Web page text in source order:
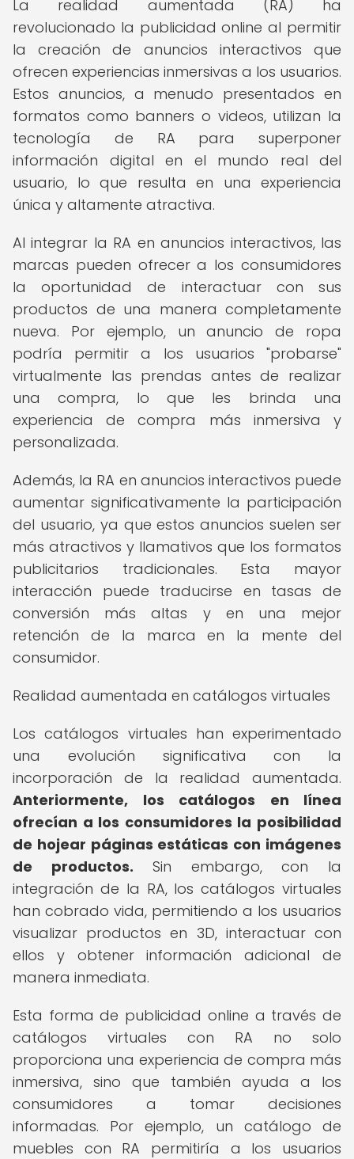
La realidad aumentada (RA) ha
revolucionado la publicidad online al permitir
la creación de anuncios interactivos que
ofrecen experiencias inmersivas a los usuarios.
Estos anuncios, a menudo presentados en
formatos como banners o videos, utilizan la
tecnología de RA para superponer
información digital en el mundo real del
usuario, lo que resulta en una experiencia
única y altamente atractiva.
Al integrar la RA en anuncios interactivos, las
marcas pueden ofrecer a los consumidores
la oportunidad de interactuar con sus
productos de una manera completamente
nueva. Por ejemplo, un anuncio de ropa
podría permitir a los usuarios "probarse"
virtualmente las prendas antes de realizar
una compra, lo que les brinda una
experiencia de compra más inmersiva y
personalizada.
Además, la RA en anuncios interactivos puede
aumentar significativamente la participación
del usuario, ya que estos anuncios suelen ser
más atractivos y llamativos que los formatos
publicitarios tradicionales. Esta mayor
interacción puede traducirse en tasas de
conversión más altas y en una mejor
retención de la marca en la mente del
consumidor.
Realidad aumentada en catálogos virtuales
Los catálogos virtuales han experimentado
una evolución significativa con la
incorporación de la realidad aumentada.
Anteriormente, los catálogos en línea
ofrecían a los consumidores la posibilidad
de hojear páginas estáticas con imágenes
de productos. Sin embargo, con la
integración de la RA, los catálogos virtuales
han cobrado vida, permitiendo a los usuarios
visualizar productos en 3D, interactuar con
ellos y obtener información adicional de
manera inmediata.
Esta forma de publicidad online a través de
catálogos virtuales con RA no solo
proporciona una experiencia de compra más
inmersiva, sino que también ayuda a los
consumidores a tomar decisiones
informadas. Por ejemplo, un catálogo de
muebles con RA permitiría a los usuarios